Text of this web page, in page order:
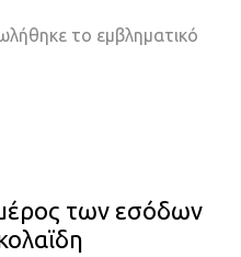
το εμβληματικό
των εσόδων